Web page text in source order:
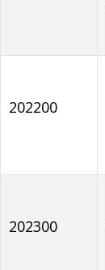
202200
202300